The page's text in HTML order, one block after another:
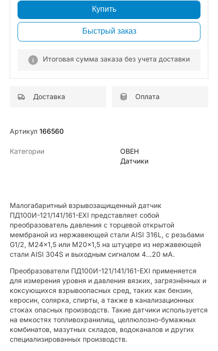
Купить
Быстрый заказ
Итоговая сумма заказа без учета доставки
Доставка Оплата
Артикул 166560
Категории
ОВЕН
Датчики
Малогабаритный взрывозащищенный датчик
ПД100И-121/141/161-EXI представляет собой
преобразователь давления с торцевой открытой
мембраной из нержавеющей стали AISI 316L, с резьбами
G1/2, M24×1,5 или M20×1,5 на штуцере из нержавеющей
стали AISI 304S и выходным сигналом 4…20 мА.
Преобразователи ПД100И-121/141/161-EXI применяется
для измерения уровня и давления вязких, загрязнённых и
коксующихся взрывоопасных сред, таких как бензин,
керосин, солярка, спирты, а также в канализационных
стоках опасных производств. Такие датчики используется
на емкостях топливохранилищ, целлюлозно-бумажных
комбинатов, мазутных складов, водоканалов и других
специализированных производств.